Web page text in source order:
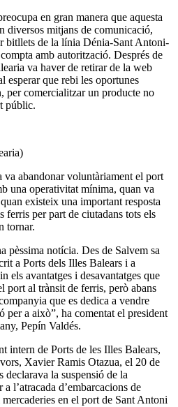
en gran manera que aquesta
diversos mitjans de comunicació,
bitllets de la línia Dénia-Sant Antoni-
amb autorització. Després de
va haver de retirar de la web
esperar que rebi les oportunes
per comercialitzar un producte no
públic.
abandonar voluntàriament el port
una operativitat mínima, quan va
existeix una important resposta
ferris per part de ciutadans tots els
tornar.
pèssima notícia. Des de Salvem sa
a Ports dels Illes Balears i a
els avantatges i desavantatges que
port al trànsit de ferris, però abans
que es dedica a vendre
per a això”, ha comentat el president
Pepín Valdés.
intern de Ports de les Illes Balears,
Xavier Ramis Otazua, el 20 de
declarava la suspensió de la
l’atracada d’embarcacions de
en el port de Sant Antoni